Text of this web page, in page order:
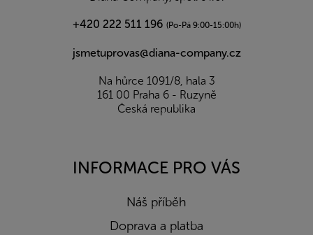
+420 222 511 196 (Po-Pá 9:00-15:00h)
jsmetuprovas@diana-company.cz
Na hůrce 1091/8, hala 3
161 00 Praha 6 - Ruzyně
Česká republika
INFORMACE PRO VÁS
Náš příběh
Doprava a platba